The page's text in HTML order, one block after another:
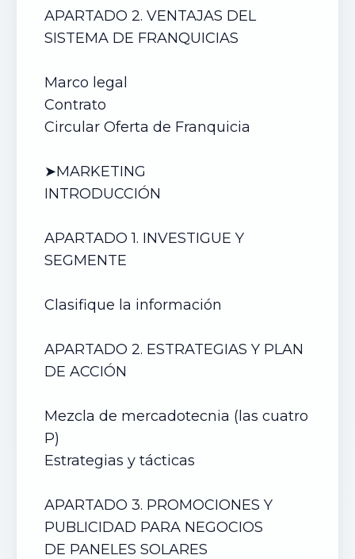
APARTADO 2. VENTAJAS DEL
SISTEMA DE FRANQUICIAS
Marco legal
Contrato
Circular Oferta de Franquicia
➤MARKETING
INTRODUCCIÓN
APARTADO 1. INVESTIGUE Y
SEGMENTE
Clasifique la información
APARTADO 2. ESTRATEGIAS Y PLAN
DE ACCIÓN
Mezcla de mercadotecnia (las cuatro
P)
Estrategias y tácticas
APARTADO 3. PROMOCIONES Y
PUBLICIDAD PARA NEGOCIOS
DE PANELES SOLARES